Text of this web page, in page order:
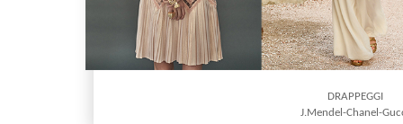
DRAPPEGGI
J.Mendel-Chanel-